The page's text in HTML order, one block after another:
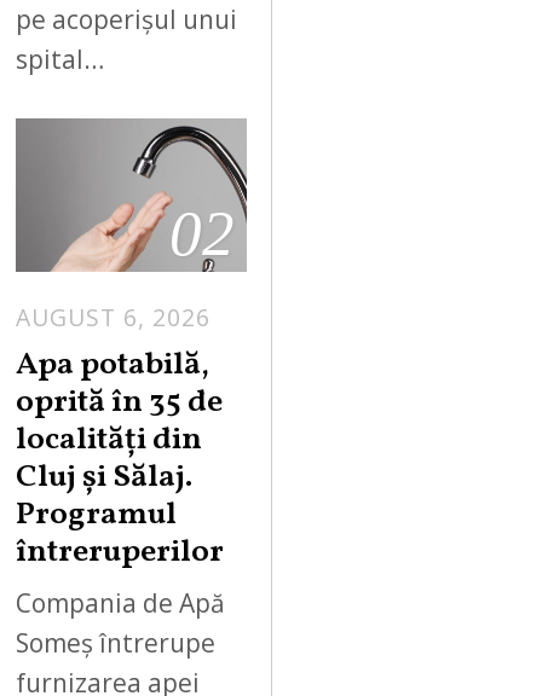
pe acoperișul unui
spital…
02
AUGUST 6, 2026
Apa potabilă,
oprită în 35 de
localități din
Cluj și Sălaj.
Programul
întreruperilor
Compania de Apă
Someș întrerupe
furnizarea apei